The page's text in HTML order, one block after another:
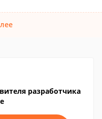
разработчика